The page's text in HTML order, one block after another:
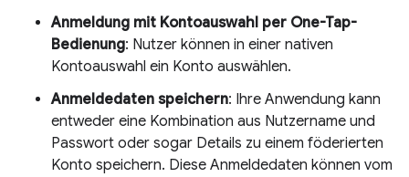
Anmeldung mit Kontoauswahl per One-Tap-
Bedienung: Nutzer können in einer nativen
Kontoauswahl ein Konto auswählen.
Anmeldedaten speichern: Ihre Anwendung kann
entweder eine Kombination aus Nutzername und
Passwort oder sogar Details zu einem föderierten
Konto speichern. Diese Anmeldedaten können vom